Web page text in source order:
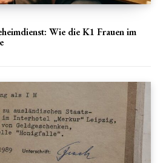
Wie die K1 Frauen im